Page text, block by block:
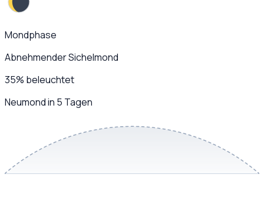
Mondphase
Abnehmender Sichelmond
35% beleuchtet
Neumond in 5 Tagen